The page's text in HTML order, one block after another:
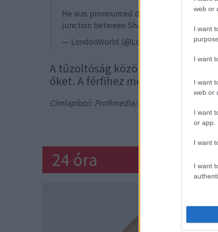
web or
I want
I want
I want
web or
I want
or app.
I want
I want
He was pronounced dead at the scene at
junction between Shaftesbury Avenue and
— LondonWorld (@LondonWorldCom)
A tűzoltóság közölte, hogy egy,
őket. A férfihez mentőt,
Címlapfotó: Profimedia/RedDot
24 óra